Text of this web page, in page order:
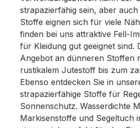
strapazierfähig sein, aber auch
Stoffe eignen sich für viele
finden bei uns attraktive Fell-
für Kleidung gut geeignet sind.
Angebot an dünneren Stoffen
rustikalem Jutestoff bis zum
Ebenso entdecken Sie in
strapazierfähige Stoffe für
Sonnenschutz. Wasserdichte
Markisenstoffe und Segeltuch